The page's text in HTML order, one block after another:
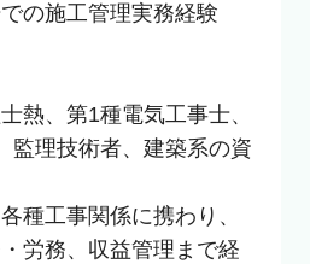
の施工管理実務経験
熱、第1種電気工事士、
監理技術者、建築系の資
種工事関係に携わり、
労務、収益管理まで経